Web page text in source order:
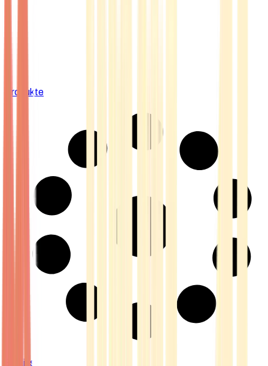
Produkte
Strains